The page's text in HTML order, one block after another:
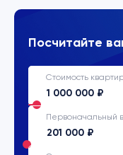
Посчитайте
Стоимость
Первоначальный